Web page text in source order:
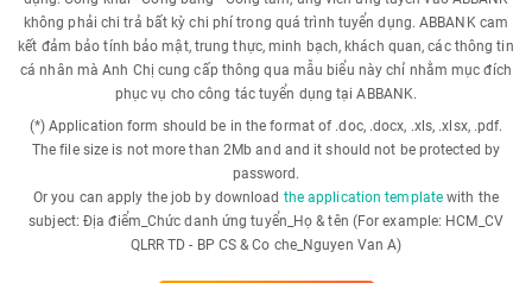
không phải chi trả bất kỳ chi phí trong quá trình tuyển dụng. ABBANK cam
kết đảm bảo tính bảo mật, trung thực, minh bạch, khách quan, các thông tin
cá nhân mà Anh Chị cung cấp thông qua mẫu biểu này chỉ nhằm mục đích
phục vụ cho công tác tuyển dụng tại ABBANK.
(*) Application form should be in the format of .doc, .docx, .xls, .xlsx, .pdf.
The file size is not more than 2Mb and and it should not be protected by
password.
Or you can apply the job by download the application template with the
subject: Địa điểm_Chức danh ứng tuyển_Họ & tên (For example: HCM_CV
QLRR TD - BP CS & Co che_Nguyen Van A)